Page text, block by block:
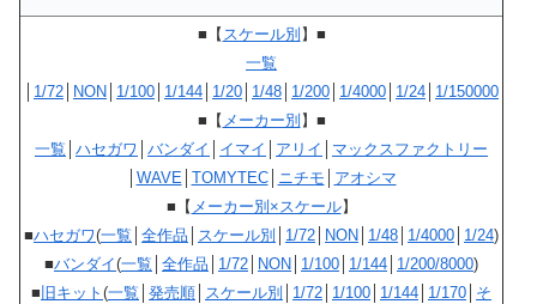
■【 スケール別 】■
一覧
1/72 NON 1/100 1/144 1/20 1/48 1/200 1/4000 1/24 1/150000
■【 メーカー別 】■
一覧 ハセガワ バンダイ イマイ アリイ
マックスファクトリー
WAVE│ TOMYTEC│ ニチモ
アオシマ
■【 メーカー別×スケール】
■ハセガワ(一覧 全作品 スケール別 1/72 NON 1/48 1/4000 1/24)
■バンダイ(一覧 全作品 1/72 NON 1/100 1/144 1/200/8000)
■ 旧キット (一覧 発売順 スケール別 1/72 1/100 1/144 1/170 そ